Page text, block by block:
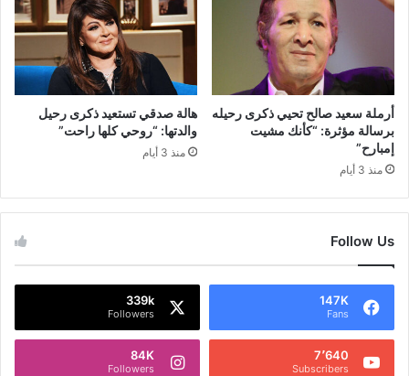
أرملة سعيد صالح تحيي ذكرى رحيله
برسالة مؤثرة: “كأنك مشيت
إمبارح”
منذ 3 أيام
هالة صدقي تستعيد ذكرى رحيل
والدتها: “روحي كلها راحت”
منذ 3 أيام
Follow Us
147K
Fans
339k
Followers
7٬640
Subscribers
84K
Followers